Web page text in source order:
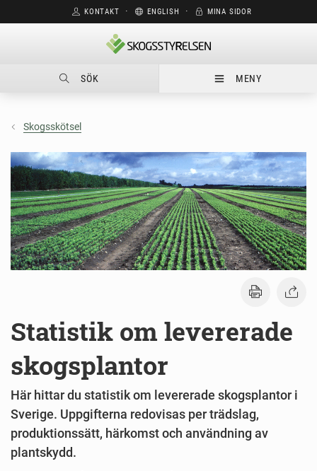
KONTAKT ⋅ ENGLISH ⋅ MINA SIDOR
SÖK MENY
Skogsskötsel
Statistik om levererade
skogsplantor
Här hittar du statistik om levererade skogsplantor i
Sverige. Uppgifterna redovisas per trädslag,
produktionssätt, härkomst och användning av
plantskydd.